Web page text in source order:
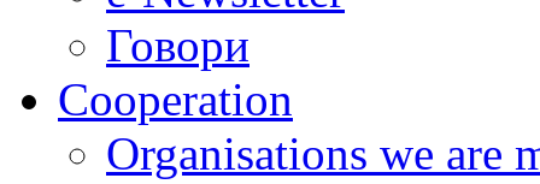
Говори
Cooperation
Organisations we are